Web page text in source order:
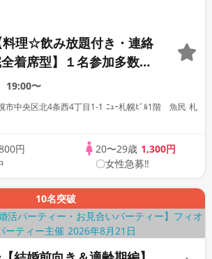
理☆飲み放題付き・連絡
着席型】１名参加多数・
プレイワークス主催☆
19:00〜
市中央区北4条西4丁目1-1 ﾆｭｰ札幌ﾋﾞﾙ1階 魚民 札
円
20〜29歳 1,300円
〇女性急募‼
10名突破